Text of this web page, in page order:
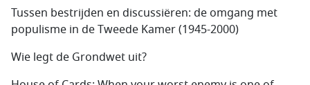
Tussen bestrijden en discussiëren: de omgang met
populisme in de Tweede Kamer (1945-2000)
Wie legt de Grondwet uit?